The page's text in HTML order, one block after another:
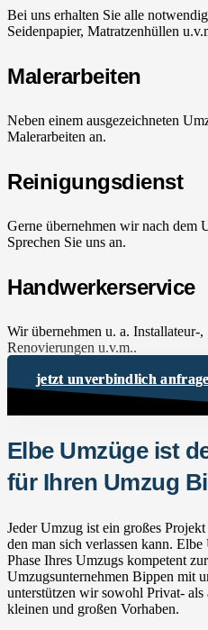
Bei uns erhalten Sie alle
Seidenpapier, Matratzenhüllen
Malerarbeiten
Neben einem ausgezeichneten
Malerarbeiten an.
Reinigungsdienst
Gerne übernehmen wir nach dem
Sprechen Sie uns an.
Handwerkerservice
Wir übernehmen u. a.
Renovierungen u.v.m..
jetzt unverbindlich
Elbe Umzüge ist
für Ihren Umzug
Jeder Umzug ist ein großes
den man sich verlassen kann.
Phase Ihres Umzugs kompetent
Umzugsunternehmen Bippen mit
unterstützen wir sowohl Privat- als
kleinen und großen Vorhaben.